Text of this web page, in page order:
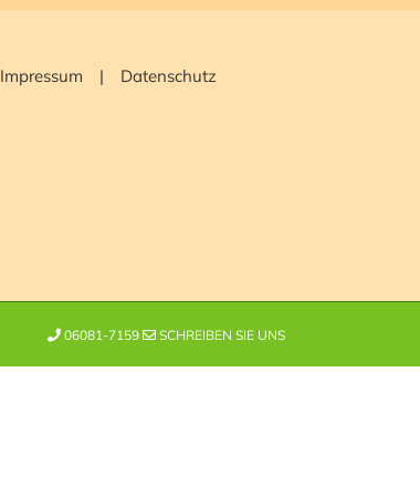
Impressum Datenschutz
06081-7159 SCHREIBEN SIE UNS